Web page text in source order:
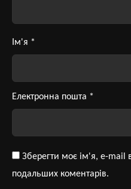
Ім'я *
Електронна пошта *
Зберегти моє ім'я, e-mail
подальших коментарів.